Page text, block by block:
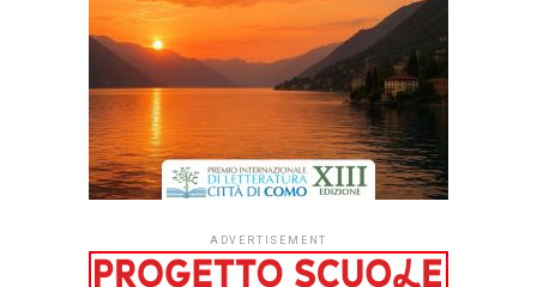
capaci di ispirare nuovi
sguardi sul mondo.
DaNicoletta Fasani il 24
giugno alle ore 1800
terrà la presentazione
diTagli & ritagli. Il grande
libro del collagedella
Angelica Gerosa
pubblicato daTopipittori.